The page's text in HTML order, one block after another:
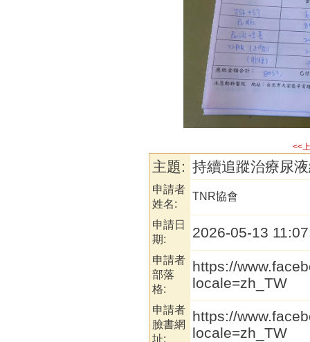
<<
主題: 持續追蹤治療尿
申請者
姓名:
TNR協會
申請日
期:
2026-05-13
申請者
部落
格:
https://
locale=zh_TW
申請者
臉書網
址:
https://
locale=zh_TW